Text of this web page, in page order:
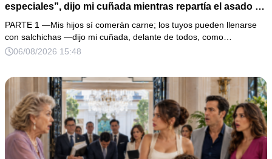
especiales”, dijo mi cuñada mientras repartía el asado y
hacía llorar a mi hija. Mi esposo me pidió que no armara
un escándalo, así que guardé silencio, terminé un pastel
de boda de 8,000 pesos y coloqué sobre la mesa un
PARTE 1 —Mis hijos sí comerán carne; los tuyos pueden llenarse
con salchichas —dijo mi cuñada, delante de todos, como…
06/08/2026 15:48